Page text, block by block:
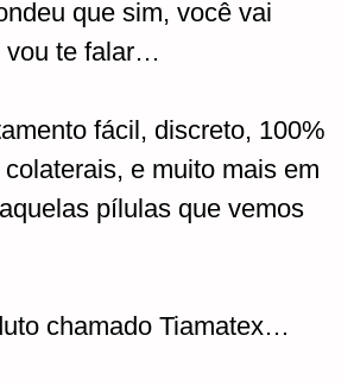
que sim, você vai
vou te falar…
fácil, discreto, 100%
e muito mais em
pílulas que vemos
chamado Tiamatex…